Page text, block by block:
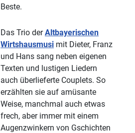
Beste.
Das Trio derAltbayerischen
Wirtshausmusi mit Dieter, Franz
und Hans sang neben eigenen
Texten und lustigen Liedern
auch überlieferte Couplets. So
erzählten sie auf amüsante
Weise, manchmal auch etwas
frech, aber immer mit einem
Augenzwinkern von Gschichten